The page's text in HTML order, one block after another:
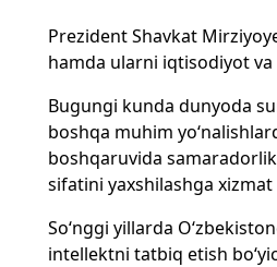
Prezident Shavkat
hamda ularni iqtisodiyot
Bugungi kunda dunyoda
boshqa muhim
boshqaruvida
sifatini yaxshilashga xizmat
So‘nggi yillarda
intellektni tatbiq etish